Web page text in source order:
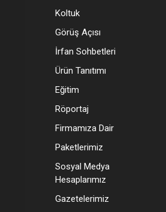
Koltuk
Görüş Açısı
İrfan Sohbetleri
Ürün Tanıtımı
Eğitim
Röportaj
Firmamıza Dair
Paketlerimiz
Sosyal Medya
Hesaplarımız
Gazetelerimiz